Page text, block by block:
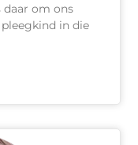
daar om ons
pleegkind in die